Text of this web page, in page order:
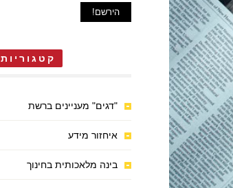
קטגוריות
"דגים" מעניינים ברשת
איחזור מידע
בינה מלאכותית בחינוך